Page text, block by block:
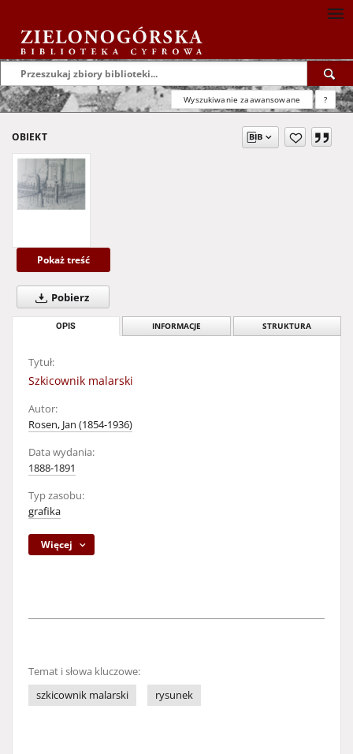
Wyszukiwanie zaawansowane ?
OBIEKT
Pokaż treść
Pobierz
OPIS INFORMACJE STRUKTURA
Tytuł:
Szkicownik malarski
Autor:
Rosen, Jan (1854-1936)
Data wydania:
1888-1891
Typ zasobu:
grafika
Więcej
Temat i słowa kluczowe:
szkicownik malarski
rysunek